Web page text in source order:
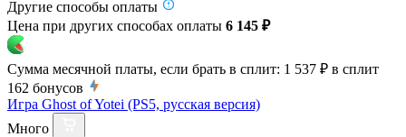
Другие способы оплаты
Цена при других способах оплаты 6 145 ₽
Сумма месячной платы, если брать в сплит: 1 537 ₽ в сплит
162 бонусов
Игра Ghost of Yotei (PS5, русская версия)
Много